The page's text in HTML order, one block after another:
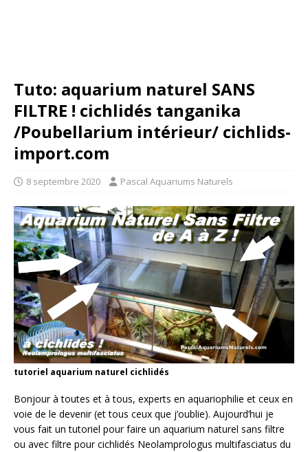
Tuto: aquarium naturel SANS
FILTRE ! cichlidés tanganika
/Poubellarium intérieur/ cichlids-
import.com
8 septembre 2020 Pascal Aquariums Naturels
tutoriel aquarium naturel cichlidés
Bonjour à toutes et à tous, experts en aquariophilie et ceux en
voie de le devenir (et tous ceux que j’oublie). Aujourd’hui je
vous fait un tutoriel pour faire un aquarium naturel sans filtre
ou avec filtre pour cichlidés Neolamprologus multifasciatus du